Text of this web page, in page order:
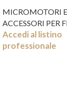
MICROMOTORI E
ACCESSORI PER
Accedi al listino
professionale